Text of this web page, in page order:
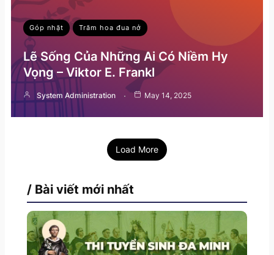
Góp nhặt Trăm hoa đua nở
Lẽ Sống Của Những Ai Có Niềm Hy
Vọng – Viktor E. Frankl
System Administration May 14, 2025
Load More
/ Bài viết mới nhất